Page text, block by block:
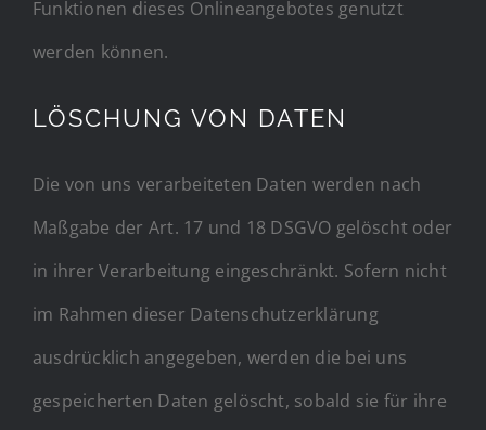
Funktionen dieses Onlineangebotes genutzt
werden können.
LÖSCHUNG VON DATEN
Die von uns verarbeiteten Daten werden nach
Maßgabe der Art. 17 und 18 DSGVO gelöscht oder
in ihrer Verarbeitung eingeschränkt. Sofern nicht
im Rahmen dieser Datenschutzerklärung
ausdrücklich angegeben, werden die bei uns
gespeicherten Daten gelöscht, sobald sie für ihre